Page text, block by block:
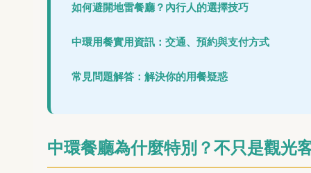
如何避開地雷餐廳？內行人的選擇技巧
中環用餐實用資訊：交通、預約與支付方式
常見問題解答：解決你的用餐疑惑
中環餐廳為什麼特別？不只是觀光